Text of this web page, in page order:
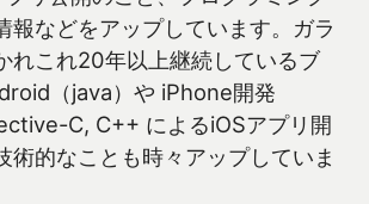
報などをアップしています。ガラ
れこれ20年以上継続しているブ
（java）や iPhone開発
C, C++ によるiOSアプリ開
術的なことも時々アップしていま